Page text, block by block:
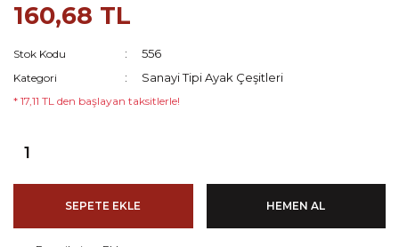
160,68 TL
Stok Kodu 556
Kategori Sanayi Tipi Ayak Çeşitleri
* 17,11 TL den başlayan taksitlerle!
SEPETE EKLE HEMEN AL